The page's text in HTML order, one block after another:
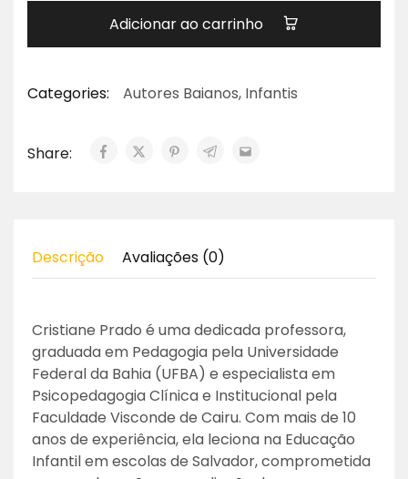
Adicionar ao carrinho
Categories: Autores Baianos, Infantis
Share:
Descrição Avaliações (0)
Cristiane Prado é uma dedicada professora,
graduada em Pedagogia pela Universidade
Federal da Bahia (UFBA) e especialista em
Psicopedagogia Clínica e Institucional pela
Faculdade Visconde de Cairu. Com mais de 10
anos de experiência, ela leciona na Educação
Infantil em escolas de Salvador, comprometida